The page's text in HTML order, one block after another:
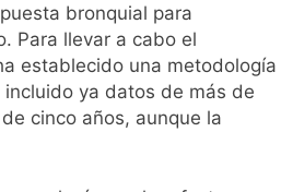
bronquial para
Para llevar a cabo el
establecido una metodología
ya datos de más de
cinco años, aunque la